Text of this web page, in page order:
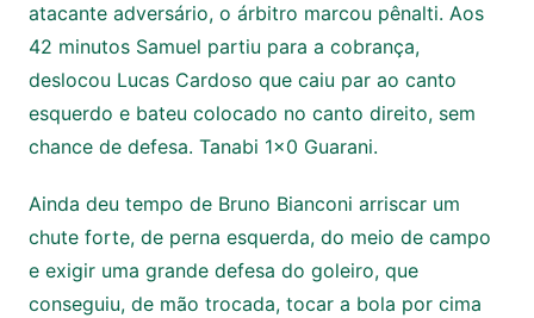
atacante adversário, o árbitro marcou pênalti. Aos
42 minutos Samuel partiu para a cobrança,
deslocou Lucas Cardoso que caiu par ao canto
esquerdo e bateu colocado no canto direito, sem
chance de defesa. Tanabi 1×0 Guarani.
Ainda deu tempo de Bruno Bianconi arriscar um
chute forte, de perna esquerda, do meio de campo
e exigir uma grande defesa do goleiro, que
conseguiu, de mão trocada, tocar a bola por cima